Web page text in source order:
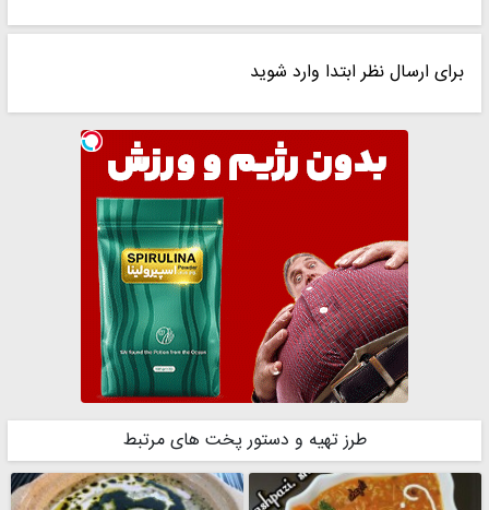
کوثر‌_م ❤marziii❤
برای ارسال نظر ابتدا وارد شوید
طرز تهیه و دستور پخت های مرتبط